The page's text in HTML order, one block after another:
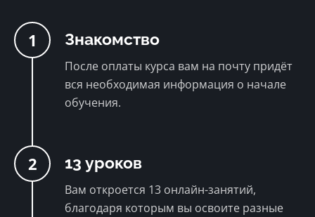
1 Знакомство
После оплаты курса вам на почту придёт
вся необходимая информация о начале
обучения.
2 13 уроков
Вам откроется 13 онлайн-занятий,
благодаря которым вы освоите разные